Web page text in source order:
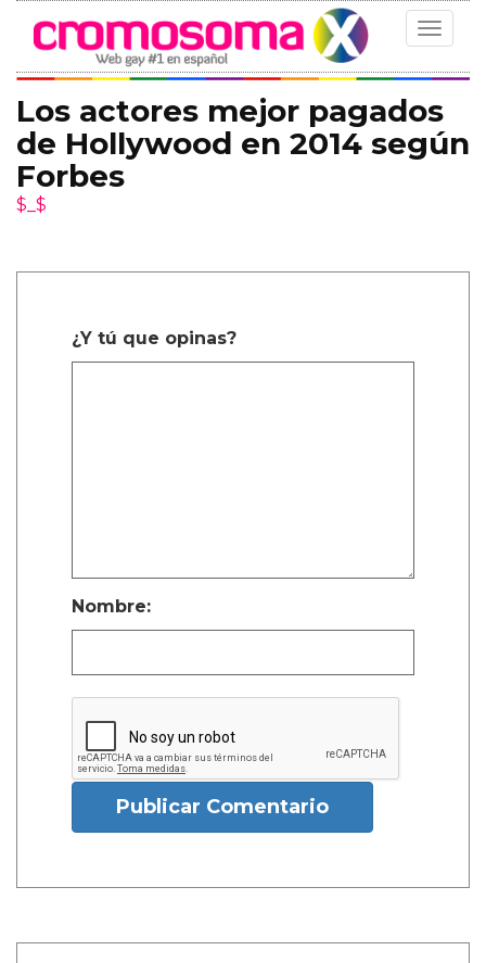
Toggle
Los actores mejor pagados
de Hollywood en 2014 según
Forbes
$_$
¿Y tú que opinas?
Nombre:
Publicar Comentario